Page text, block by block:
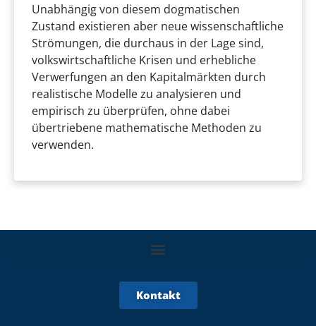
Unabhängig von diesem dogmatischen
Zustand existieren aber neue wissenschaftliche
Strömungen, die durchaus in der Lage sind,
volkswirtschaftliche Krisen und erhebliche
Verwerfungen an den Kapitalmärkten durch
realistische Modelle zu analysieren und
empirisch zu überprüfen, ohne dabei
übertriebene mathematische Methoden zu
verwenden.
Kontakt